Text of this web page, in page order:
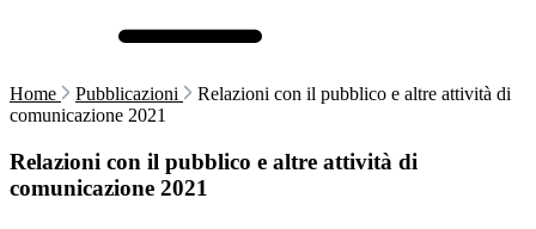
Home Pubblicazioni
Relazioni con il pubblico e altre attività di
comunicazione 2021
Relazioni con il pubblico e altre attività di
comunicazione 2021